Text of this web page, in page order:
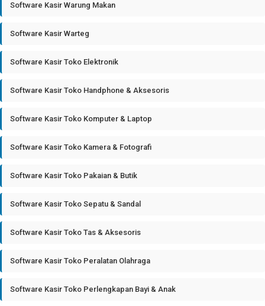
Software Kasir Warung Makan
Software Kasir Warteg
Software Kasir Toko Elektronik
Software Kasir Toko Handphone & Aksesoris
Software Kasir Toko Komputer & Laptop
Software Kasir Toko Kamera & Fotografi
Software Kasir Toko Pakaian & Butik
Software Kasir Toko Sepatu & Sandal
Software Kasir Toko Tas & Aksesoris
Software Kasir Toko Peralatan Olahraga
Software Kasir Toko Perlengkapan Bayi & Anak